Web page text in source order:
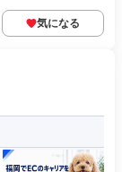
気になる